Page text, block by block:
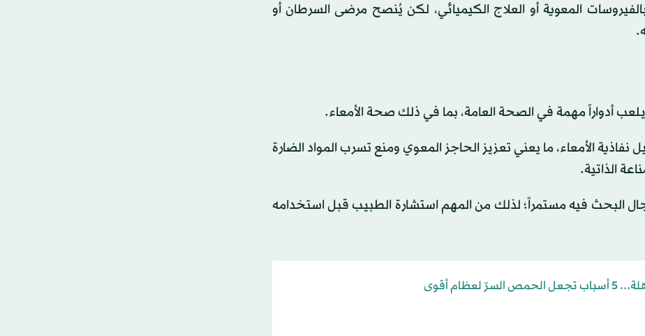
المعوية أو العلاج الكيميائي، لكن يُنصح مرضى السرطان أو
أدواراً مهمة في الصحة العامة، بما في ذلك صحة الأمعاء.
الأمعاء، ما يعني تعزيز الحاجز المعوي ومنع تسرب المواد الضارة
الذاتية.
البحث فيه مستمراً؛ لذلك من المهم استشارة الطبيب قبل استخدامه
لعظام أقوى